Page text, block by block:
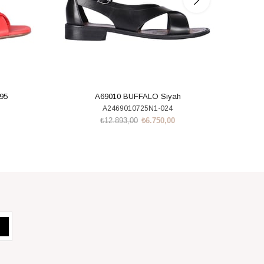
A69010 BUFFALO Siyah
A2469010725N1-024
₺6.750,00
₺12.893,00